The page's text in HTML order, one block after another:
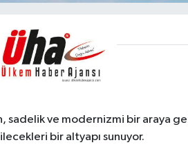
ve modernizmi bir araya
bir altyapı sunuyor.